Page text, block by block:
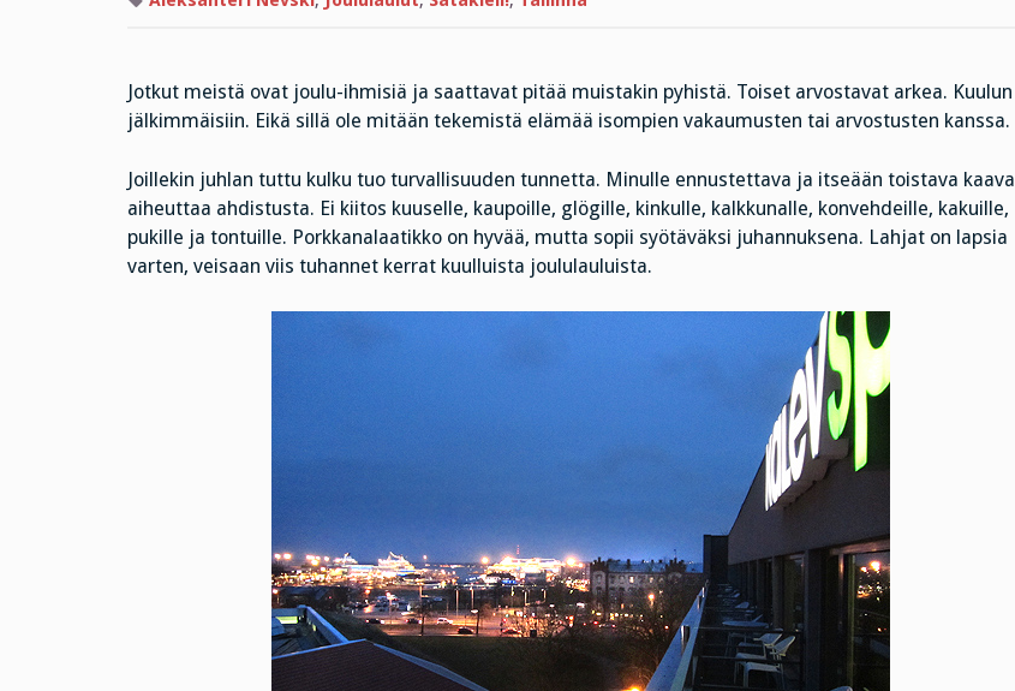
Jotkut meistä ovat joulu-ihmisiä ja saattavat pitää muistakin pyhistä. Toiset arvostavat arkea. Kuulun
jälkimmäisiin. Eikä sillä ole mitään tekemistä elämää isompien vakaumusten tai arvostusten kanssa.
Joillekin juhlan tuttu kulku tuo turvallisuuden tunnetta. Minulle ennustettava ja itseään toistava kaava
aiheuttaa ahdistusta. Ei kiitos kuuselle, kaupoille, glögille, kinkulle, kalkkunalle, konvehdeille, kakuille,
pukille ja tontuille. Porkkanalaatikko on hyvää, mutta sopii syötäväksi juhannuksena. Lahjat on lapsia
varten, veisaan viis tuhannet kerrat kuulluista joululauluista.